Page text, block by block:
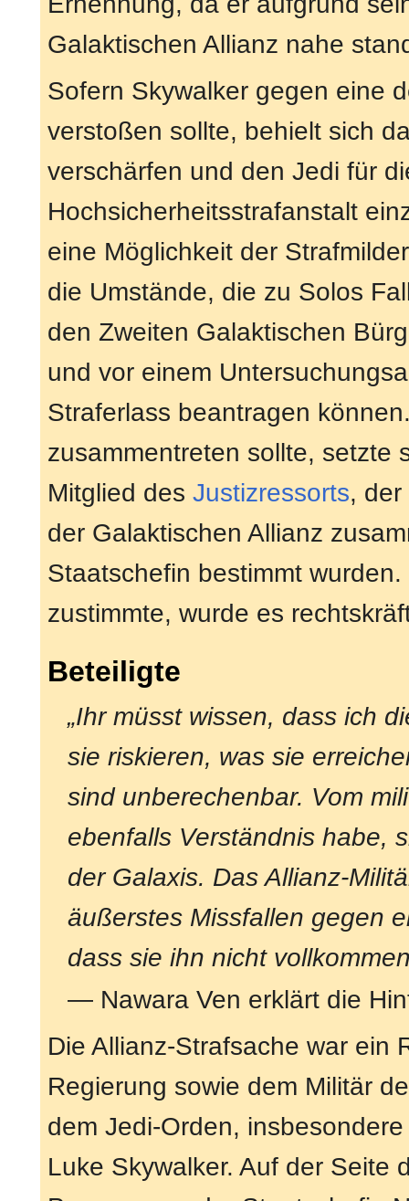
Galaktischen Allianz nahe
Sofern Skywalker gegen eine
verstoßen sollte, behielt sich
verschärfen und den Jedi für
Hochsicherheitsstrafanstalt
eine Möglichkeit der
die Umstände, die zu Solos
den Zweiten Galaktischen
und vor einem
Straferlass beantragen
zusammentreten sollte, setzte
Mitglied des Justizressorts, der
der Galaktischen Allianz
Staatschefin bestimmt
zustimmte, wurde es
Beteiligte
„Ihr müsst wissen, dass ich
sie riskieren, was sie
sind unberechenbar. Vom
ebenfalls Verständnis habe,
der Galaxis. Das Allianz-
äußerstes Missfallen gegen
dass sie ihn nicht
— Nawara Ven erklärt die
Die Allianz-Strafsache war ein
Regierung sowie dem Militär
dem Jedi-Orden,
Luke Skywalker. Auf der Seite